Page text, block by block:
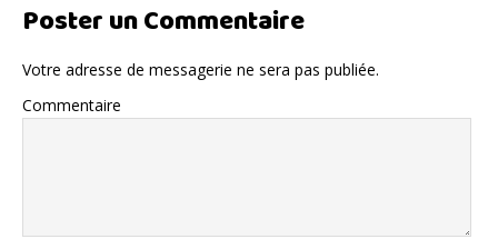
Poster un Commentaire
Votre adresse de messagerie ne sera pas publiée.
Commentaire